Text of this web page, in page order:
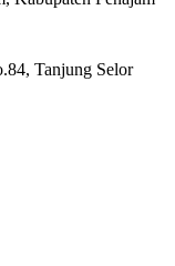
Tanjung Selor